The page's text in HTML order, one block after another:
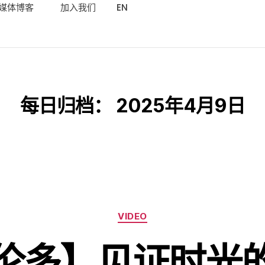
体博客 加入我们 EN
每日归档： 2025年4月9日
VIDEO